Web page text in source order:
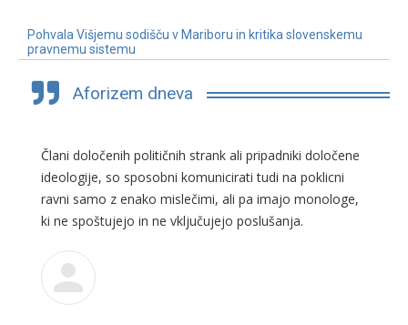
Pohvala Višjemu sodišču v Mariboru in kritika slovenskemu
pravnemu sistemu
3. 7. 2019
Aforizem dneva
Člani določenih političnih strank ali pripadniki določene
ideologije, so sposobni komunicirati tudi na poklicni
ravni samo z enako mislečimi, ali pa imajo monologe,
ki ne spoštujejo in ne vključujejo poslušanja.